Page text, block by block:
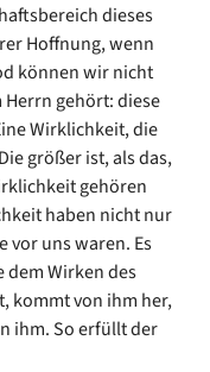
dieses
Hoffnung, wenn
können wir nicht
gehört: diese
Wirklichkeit, die
größerist,als das,
gehören
haben nicht nur
vor uns waren. Es
dem Wirken des
, kommt von ihm her,
ihm. So erfüllt der